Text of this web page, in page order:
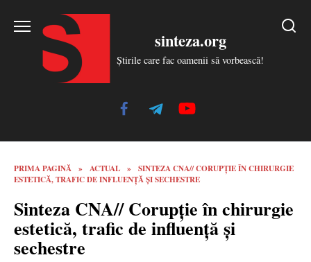
sinteza.org
Știrile care fac oamenii să vorbească!
PRIMA PAGINĂ » ACTUAL »
SINTEZA CNA// CORUPȚIE ÎN CHIRURGIE
ESTETICĂ, TRAFIC DE INFLUENȚĂ ȘI SECHESTRE
Sinteza CNA// Corupție în chirurgie
estetică, trafic de influență și
sechestre